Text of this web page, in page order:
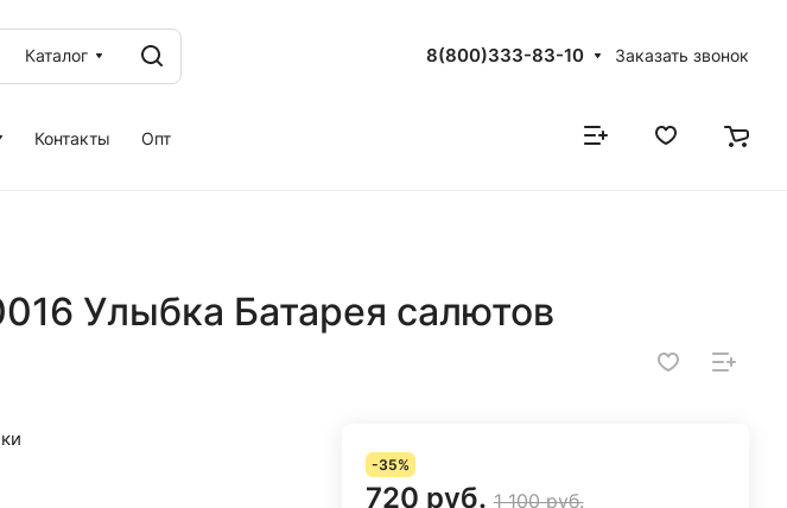
Каталог 8(800)333-83-10 Заказать звонок
Контакты Опт
Улыбка Батарея салютов
-35%
720 руб. 1 100 руб.